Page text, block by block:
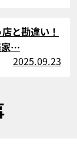
と勘違い！
家…
2025.09.23